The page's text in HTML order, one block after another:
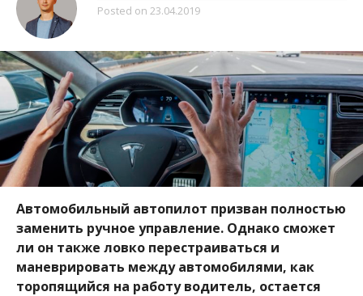
Posted on 23.04.2019
Автомобильный автопилот призван полностью
заменить ручное управление. Однако сможет
ли он также ловко перестраиваться и
маневрировать между автомобилями, как
торопящийся на работу водитель, остается